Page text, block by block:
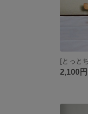
2,100円